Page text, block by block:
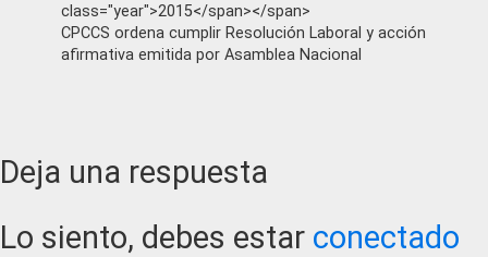
class="year">2015</span></span>
CPCCS ordena cumplir Resolución Laboral y acción
afirmativa emitida por Asamblea Nacional
Reader
Interactions
Deja una respuesta
Lo siento, debes estar conectado